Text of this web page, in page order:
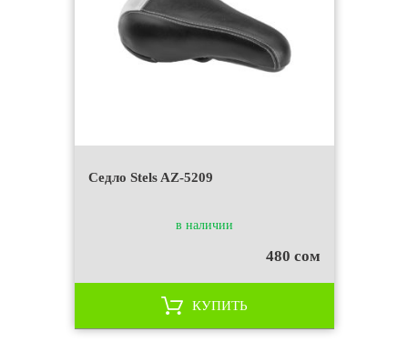
Седло Stels AZ-5209
в наличии
480 сом
КУПИТЬ